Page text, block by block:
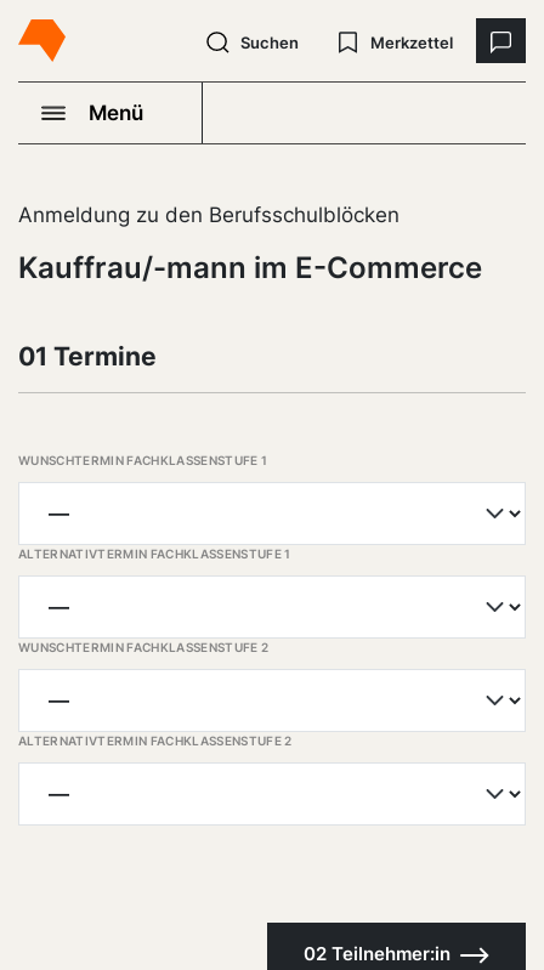
Suchen Merkzettel
Menü
Anmeldung zu den Berufsschulblöcken
Kauffrau/-mann im E-Commerce
01 Termine
WUNSCHTERMIN FACHKLASSENSTUFE 1
ALTERNATIVTERMIN FACHKLASSENSTUFE 1
WUNSCHTERMIN FACHKLASSENSTUFE 2
ALTERNATIVTERMIN FACHKLASSENSTUFE 2
02 Teilnehmer:in